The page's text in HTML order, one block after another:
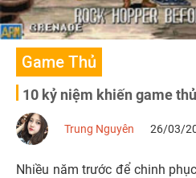
Game Thủ
10 kỷ niệm khiến game
Trung Nguyên 26/03/
Nhiều năm trước để chinh